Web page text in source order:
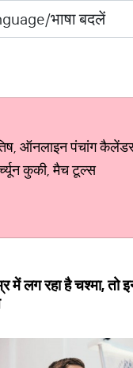
ऑनलाइन पंचांग
कुकी, मैच टूल्स
में लग रहा है चश्मा, तो